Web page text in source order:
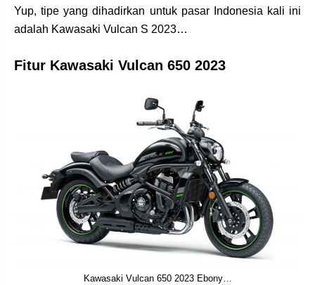
Yup, tipe yang dihadirkan untuk pasar Indonesia kali ini
adalah Kawasaki Vulcan S 2023…
Fitur Kawasaki Vulcan 650 2023
Kawasaki Vulcan 650 2023 Ebony…